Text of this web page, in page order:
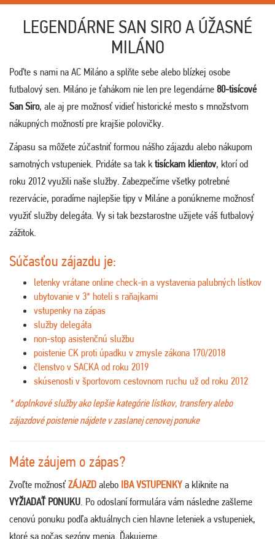
LEGENDÁRNE SAN SIRO A ÚŽASNÉ
MILÁNO
Poďte s nami na AC Miláno a splňte sebe alebo blízkej osobe
futbalový sen. Miláno je ťahákom nie len pre legendárne 80-tisícové
San Siro, ale aj pre možnosť vidieť historické mesto s množstvom
nákupných možností pre krajšie polovičky.
Zápasu sa môžete zúčastniť formou nášho zájazdu alebo nákupom
samotných vstupeniek. Pridáte sa tak ktisíckam klientov, ktorí od
roku 2012 využili naše služby. Zabezpečíme všetky potrebné
rezervácie, poradíme najlepšie tipy v Miláne a ponúkneme možnosť
využiť služby delegáta. Vy si tak bezstarostne užijete váš futbalový
zážitok.
Súčasťou zájazdu je:
letenky vrátane online check-in a vystavenia palubných lístkov
ubytovanie v 3* hoteli s raňajkami
vstupenky na zápas
služby delegáta
non-stop asistenčnú službu
poistenie CK proti úpadku v zmysle zákona 170/2018
členstvo v SACKA od roku 2019
skúsenosti v športovom cestovnom ruchu už od roku 2012
* doplnkové služby ako lepšie kategórie lístkov, transfery alebo
zájazdové poistenie nájdete v zaslanej cenovej ponuke
Máte záujem o zápas?
Zvoľte možnosťZÁJAZD alebo IBA VSTUPENKY a kliknite na
VYŽIADAŤ PONUKU. Po odoslaní formulára vám následne zašleme
cenovú ponuku podľa aktuálnych cien hlavne leteniek a vstupeniek,
ktoré sa počas sezóny menia. Ďakujeme.